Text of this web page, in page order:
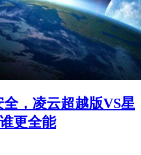
，凌云超越版VS星
更全能